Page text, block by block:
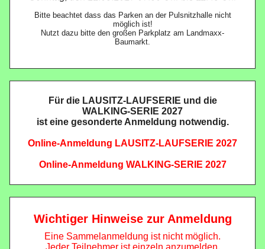
Bitte beachtet dass das Parken an der Pulsnitzhalle nicht
möglich ist!
Nutzt dazu bitte den großen Parkplatz am Landmaxx-
Baumarkt.
Für die LAUSITZ-LAUFSERIE und die
WALKING-SERIE 2027
ist eine gesonderte Anmeldung notwendig.
Online-Anmeldung LAUSITZ-LAUFSERIE 2027
Online-Anmeldung WALKING-SERIE 2027
Wichtiger Hinweise zur Anmeldung
Eine Sammelanmeldung ist nicht möglich.
Jeder Teilnehmer ist einzeln anzumelden.